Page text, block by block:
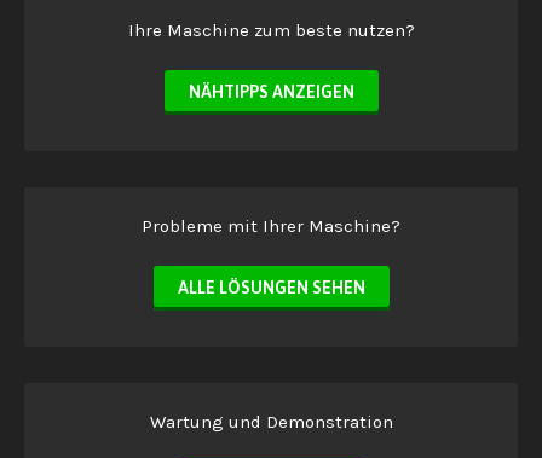
Ihre Maschine zum beste nutzen?
NÄHTIPPS ANZEIGEN
Probleme mit Ihrer Maschine?
ALLE LÖSUNGEN SEHEN
Wartung und Demonstration